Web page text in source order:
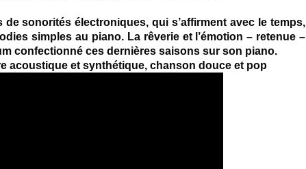
sonorités électroniques, qui s’affirment avec le temps,
simples au piano. La rêverie et l’émotion – retenue –
confectionné ces dernières saisons sur son piano.
acoustique et synthétique, chanson douce et pop